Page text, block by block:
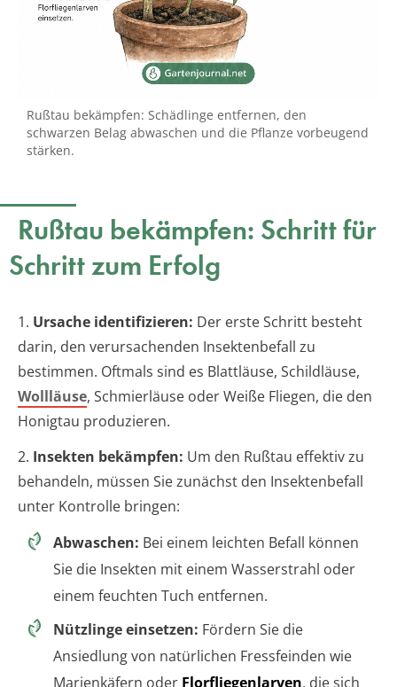
Rußtau bekämpfen: Schädlinge entfernen, den
schwarzen Belag abwaschen und die Pflanze vorbeugend
stärken.
Rußtau bekämpfen: Schritt für
Schritt zum Erfolg
1. Ursache identifizieren: Der erste Schritt besteht
darin, den verursachenden Insektenbefall zu
bestimmen. Oftmals sind es Blattläuse, Schildläuse,
Wollläuse, Schmierläuse oder Weiße Fliegen, die den
Honigtau produzieren.
2. Insekten bekämpfen: Um den Rußtau effektiv zu
behandeln, müssen Sie zunächst den Insektenbefall
unter Kontrolle bringen:
Abwaschen: Bei einem leichten Befall können
Sie die Insekten mit einem Wasserstrahl oder
einem feuchten Tuch entfernen.
Nützlinge einsetzen: Fördern Sie die
Ansiedlung von natürlichen Fressfeinden wie
Marienkäfern oder Florfliegenlarven, die sich